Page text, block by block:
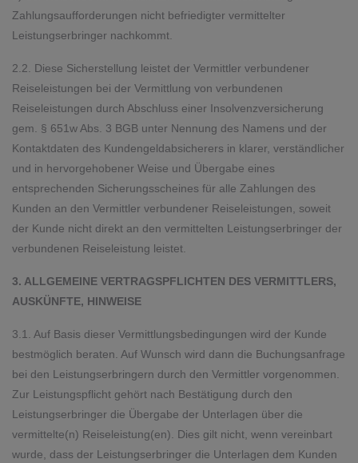
Zahlungsaufforderungen nicht befriedigter vermittelter
Leistungserbringer nachkommt.
2.2. Diese Sicherstellung leistet der Vermittler verbundener
Reiseleistungen bei der Vermittlung von verbundenen
Reiseleistungen durch Abschluss einer Insolvenzversicherung
gem. § 651w Abs. 3 BGB unter Nennung des Namens und der
Kontaktdaten des Kundengeldabsicherers in klarer, verständlicher
und in hervorgehobener Weise und Übergabe eines
entsprechenden Sicherungsscheines für alle Zahlungen des
Kunden an den Vermittler verbundener Reiseleistungen, soweit
der Kunde nicht direkt an den vermittelten Leistungserbringer der
verbundenen Reiseleistung leistet.
3. ALLGEMEINE VERTRAGSPFLICHTEN DES VERMITTLERS,
AUSKÜNFTE, HINWEISE
3.1. Auf Basis dieser Vermittlungsbedingungen wird der Kunde
bestmöglich beraten. Auf Wunsch wird dann die Buchungsanfrage
bei den Leistungserbringern durch den Vermittler vorgenommen.
Zur Leistungspflicht gehört nach Bestätigung durch den
Leistungserbringer die Übergabe der Unterlagen über die
vermittelte(n) Reiseleistung(en). Dies gilt nicht, wenn vereinbart
wurde, dass der Leistungserbringer die Unterlagen dem Kunden